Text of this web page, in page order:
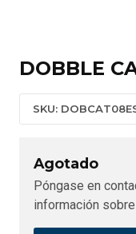
DOBBLE
SKU:
Agotado
Póngase en
información